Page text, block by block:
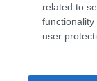
related to
user
04.08.2026 | 15:02
Αυτή την